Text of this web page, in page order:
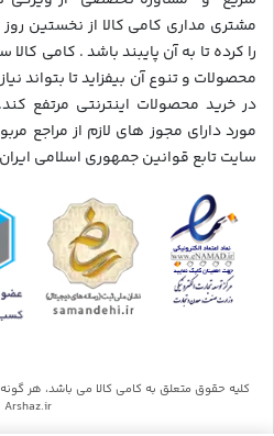
مشتری مداری کامی کالا از نخستین
را کرده تا به آن پایبند باشد . کامی کالا
محصولات و تنوع آن بیفزاید تا بتواند
در خرید محصولات اینترنتی مرتفع
مورد دارای مجوز های لازم از مراجع
سایت تابع قوانین جمهوری اسلامی
کلیه حقوق متعلق به کامی کالا می باشد، هر
Arshaz.ir